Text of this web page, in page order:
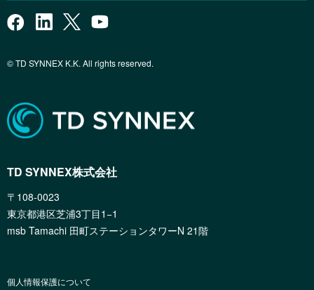
© TD SYNNEX K.K. All rights reserved.
TD SYNNEX株式会社
〒108-0023
東京都港区芝浦3丁目1−1
msb Tamachi 田町ステーションタワーN 21階
個人情報保護について